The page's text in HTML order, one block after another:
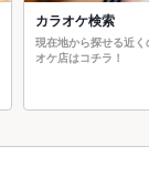
カラオケ検索
現在地から探せる近く
オケ店はコチラ！